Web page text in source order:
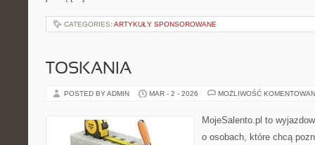
CATEGORIES: ARTYKUŁY SPONSOROWANE
TOSKANIA
POSTED BY ADMIN MAR - 2 - 2026 MOŻLIWOŚĆ
MojeSalento.pl to
o osobach, które chcą